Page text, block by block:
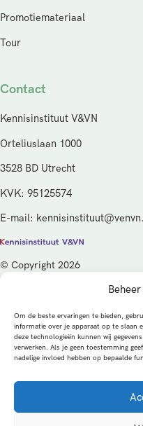
Om de beste ervaringen te bieden,
informatie over je apparaat op te slaan
deze technologieën kunnen wij
verwerken. Als je geen toestemming
nadelige invloed hebben op bepaalde
Promotiemateriaal
Tour
Contact
Kennisinstituut V&VN
Orteliuslaan 1000
3528 BD Utrecht
KVK: 95125574
E-mail:
© Copyright 2026
De activiteiten van het
vanuit de kwaliteitsgelden van
Welzijn en Sport (VWS),
PrivacybeleidCookiesAlgemene